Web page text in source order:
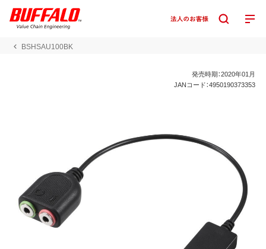
BSHSAU100BK
発売時期：2020年01月
JANコード：4950190373353